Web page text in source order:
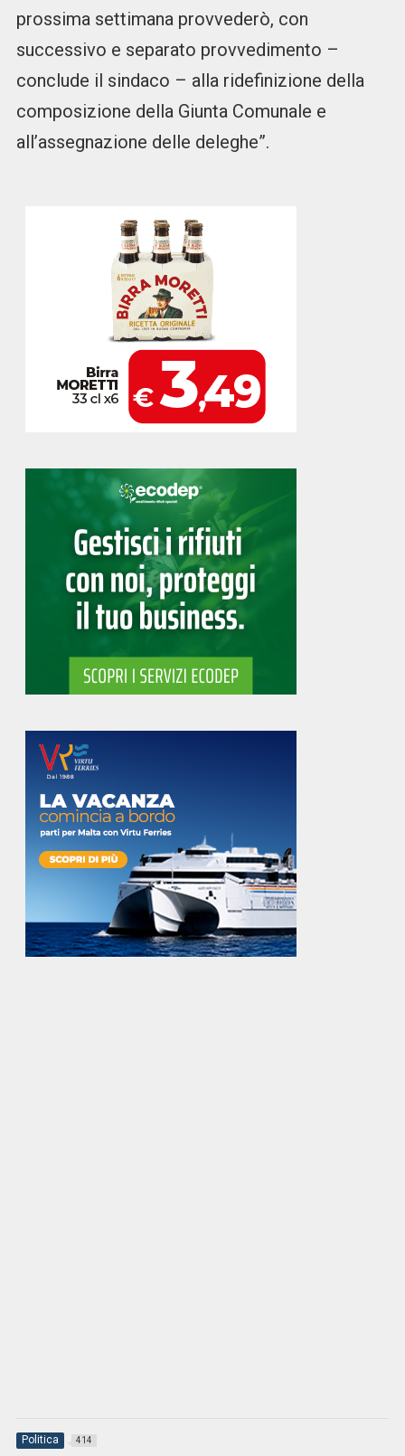
prossima settimana provvederò, con
successivo e separato provvedimento –
conclude il sindaco – alla ridefinizione della
composizione della Giunta Comunale e
all’assegnazione delle deleghe”.
Politica 414